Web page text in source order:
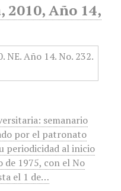
Año 14,
semanario
por el patronato
periodicidad al inicio
de 1975, con el No
el 1 de…